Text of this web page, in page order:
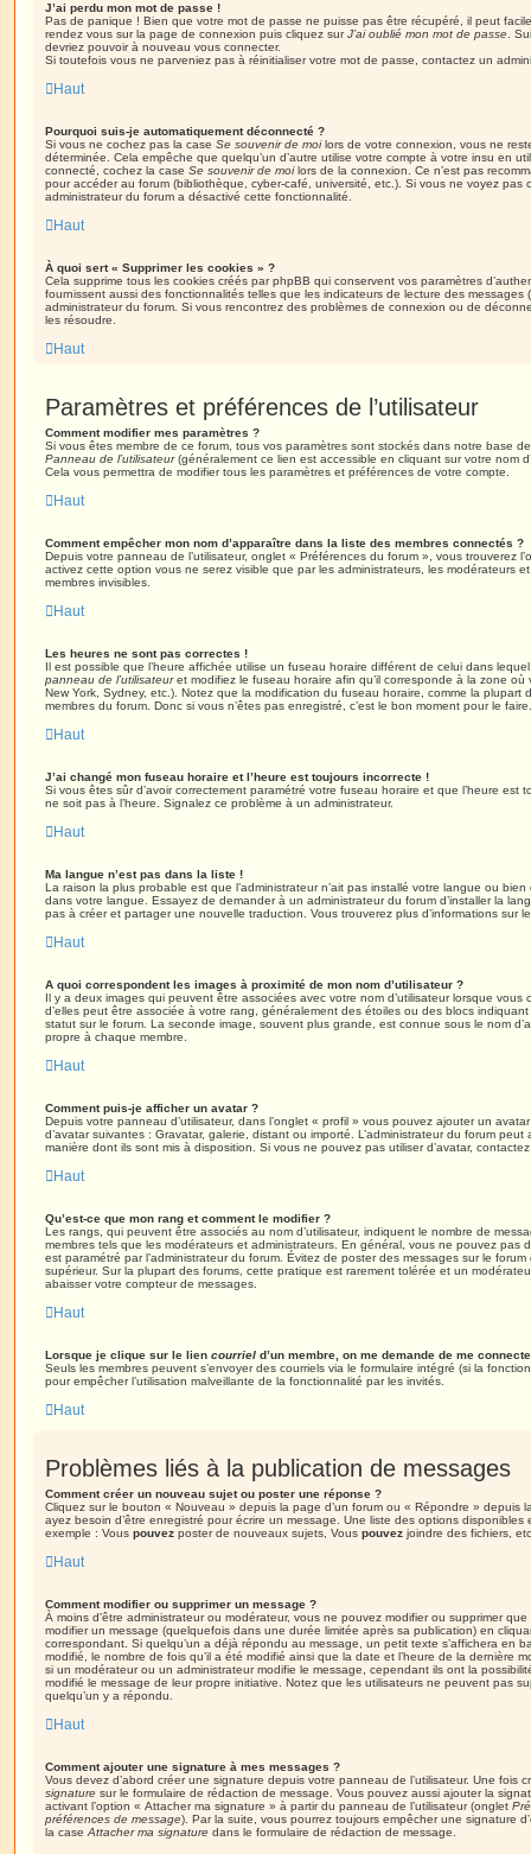
J’ai perdu mon mot de passe !
Pas de panique ! Bien que votre mot de passe ne puisse pas être récupéré, il peut
rendez vous sur la page de connexion puis cliquez surJ’ai oublié mon mot de passe .
devriez pouvoir à nouveau vous connecter.
Si toutefois vous ne parveniez pas à réinitialiser votre mot de passe, contactez un
Haut
Pourquoi suis-je automatiquement déconnecté ?
Si vous ne cochez pas la case Se souvenir de moilors de votre connexion, vous ne
déterminée. Cela empêche que quelqu’un d’autre utilise votre compte à votre insu en
connecté, cochez la case Se souvenir de moilors de la connexion. Ce n’est pas
pour accéder au forum (bibliothèque, cyber-café, université, etc.). Si vous ne voyez pas
administrateur du forum a désactivé cette fonctionnalité.
Haut
À quoi sert « Supprimer les cookies » ?
Cela supprime tous les cookies créés par phpBB qui conservent vos paramètres
fournissent aussi des fonctionnalités telles que les indicateurs de lecture des
administrateur du forum. Si vous rencontrez des problèmes de connexion ou de
les résoudre.
Haut
Paramètres et préférences de l’utilisateur
Comment modifier mes paramètres ?
Si vous êtes membre de ce forum, tous vos paramètres sont stockés dans notre base
Panneau de l’utilisateur(généralement ce lien est accessible en cliquant sur votre nom
Cela vous permettra de modifier tous les paramètres et préférences de votre compte.
Haut
Comment empêcher mon nom d’apparaître dans la liste des membres connectés ?
Depuis votre panneau de l’utilisateur, onglet « Préférences du forum », vous trouverez
activez cette option vous ne serez visible que par les administrateurs, les modérateurs
membres invisibles.
Haut
Les heures ne sont pas correctes !
Il est possible que l’heure affichée utilise un fuseau horaire différent de celui dans
panneau de l’utilisateuret modifiez le fuseau horaire afin qu’il corresponde à la zone
New York, Sydney, etc.). Notez que la modification du fuseau horaire, comme la plupart
membres du forum. Donc si vous n’êtes pas enregistré, c’est le bon moment pour le faire.
Haut
J’ai changé mon fuseau horaire et l’heure est toujours incorrecte !
Si vous êtes sûr d’avoir correctement paramétré votre fuseau horaire et que l’heure est
ne soit pas à l’heure. Signalez ce problème à un administrateur.
Haut
Ma langue n’est pas dans la liste !
La raison la plus probable est que l’administrateur n’ait pas installé votre langue ou
dans votre langue. Essayez de demander à un administrateur du forum d’installer la
pas à créer et partager une nouvelle traduction. Vous trouverez plus d’informations sur
Haut
A quoi correspondent les images à proximité de mon nom d’utilisateur ?
Il y a deux images qui peuvent être associées avec votre nom d’utilisateur lorsque vous
d’elles peut être associée à votre rang, généralement des étoiles ou des blocs
statut sur le forum. La seconde image, souvent plus grande, est connue sous le nom
propre à chaque membre.
Haut
Comment puis-je afficher un avatar ?
Depuis votre panneau d’utilisateur, dans l’onglet « profil » vous pouvez ajouter un
d’avatar suivantes : Gravatar, galerie, distant ou importé. L’administrateur du forum
manière dont ils sont mis à disposition. Si vous ne pouvez pas utiliser d’avatar,
Haut
Qu’est-ce que mon rang et comment le modifier ?
Les rangs, qui peuvent être associés au nom d’utilisateur, indiquent le nombre de
membres tels que les modérateurs et administrateurs. En général, vous ne pouvez pas
est paramétré par l’administrateur du forum. Évitez de poster des messages sur le
supérieur. Sur la plupart des forums, cette pratique est rarement tolérée et un
abaisser votre compteur de messages.
Haut
Lorsque je clique sur le lien courriel d’un membre, on me demande de me
Seuls les membres peuvent s’envoyer des courriels via le formulaire intégré (si la
pour empêcher l’utilisation malveillante de la fonctionnalité par les invités.
Haut
Problèmes liés à la publication de messages
Comment créer un nouveau sujet ou poster une réponse ?
Cliquez sur le bouton « Nouveau » depuis la page d’un forum ou « Répondre » depuis
ayez besoin d’être enregistré pour écrire un message. Une liste des options
exemple : Vous pouvez poster de nouveaux sujets, Vous pouvez joindre des fichiers,
Haut
Comment modifier ou supprimer un message ?
À moins d’être administrateur ou modérateur, vous ne pouvez modifier ou supprimer
modifier un message (quelquefois dans une durée limitée après sa publication) en
correspondant. Si quelqu’un a déjà répondu au message, un petit texte s’affichera en
modifié, le nombre de fois qu’il a été modifié ainsi que la date et l’heure de la dernière
si un modérateur ou un administrateur modifie le message, cependant ils ont la
modifié le message de leur propre initiative. Notez que les utilisateurs ne peuvent pas
quelqu’un y a répondu.
Haut
Comment ajouter une signature à mes messages ?
Vous devez d’abord créer une signature depuis votre panneau de l’utilisateur. Une fois
signature sur le formulaire de rédaction de message. Vous pouvez aussi ajouter la
activant l’option « Attacher ma signature » à partir du panneau de l’utilisateur (onglet
préférences de message). Par la suite, vous pourrez toujours empêcher une signature
la case Attacher ma signature dans le formulaire de rédaction de message.